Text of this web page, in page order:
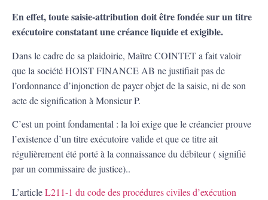
En effet, toute saisie-attribution doit être fondée sur un titre
exécutoire constatant une créance liquide et exigible.
Dans le cadre de sa plaidoirie, Maître COINTET a fait valoir
que la société HOIST FINANCE AB ne justifiait pas de
l’ordonnance d’injonction de payer objet de la saisie, ni de son
acte de signification à Monsieur P.
C’est un point fondamental : la loi exige que le créancier prouve
l’existence d’un titre exécutoire valide et que ce titre ait
régulièrement été porté à la connaissance du débiteur ( signifié
par un commissaire de justice)..
L’articleL211-1 du code des procédures civiles d’exécution